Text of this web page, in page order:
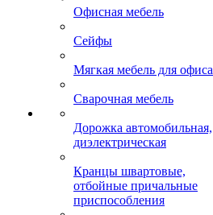
Офисная мебель
Сейфы
Мягкая мебель для офиса
Сварочная мебель
Дорожка автомобильная,
диэлектрическая
Кранцы швартовые,
отбойные причальные
приспособления